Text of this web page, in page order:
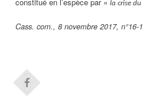
la crise du
Cass. com., 8 novembre 2017, n°16-